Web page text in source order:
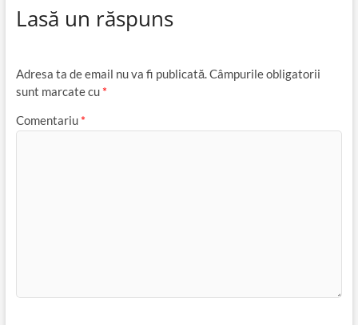
Lasă un răspuns
Adresa ta de email nu va fi publicată.Câmpurile obligatorii
sunt marcate cu *
Comentariu *